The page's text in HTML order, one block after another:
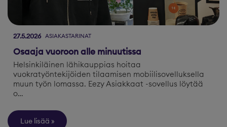
27.5.2026 ASIAKASTARINAT
Osaaja vuoroon alle minuutissa
Helsinkiläinen lähikauppias hoitaa
vuokratyöntekijöiden tilaamisen mobiilisovelluksella
muun työn lomassa. Eezy Asiakkaat -sovellus löytää
o…
Lue lisää